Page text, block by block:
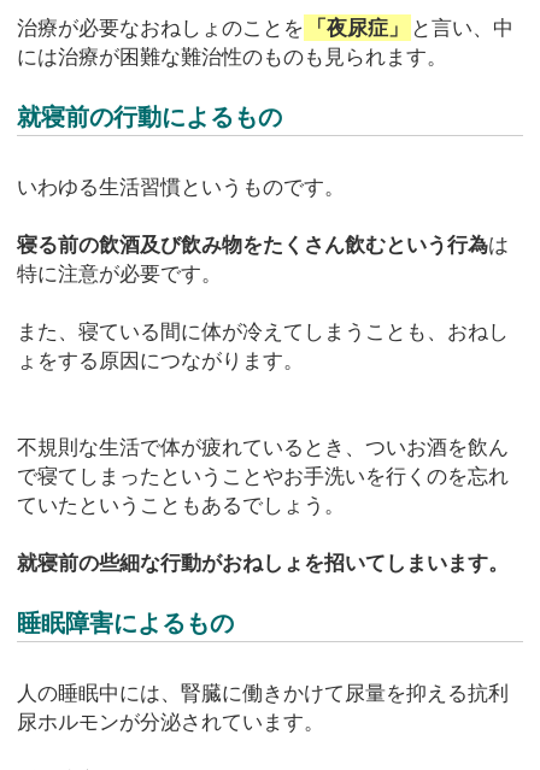
治療が必要なおねしょのことを 「夜尿症」
と言い、中
には治療が困難な難治性のものも見られます。
就寝前の行動によるもの
いわゆる生活習慣というものです。
寝る前の飲酒及び飲み物をたくさん飲むという行為は
特に注意が必要です。
また、寝ている間に体が冷えてしまうことも、おねし
ょをする原因につながります。
不規則な生活で体が疲れているとき、ついお酒を飲ん
で寝てしまったということやお手洗いを行くのを忘れ
ていたということもあるでしょう。
就寝前の些細な行動がおねしょを招いてしまいます。
睡眠障害によるもの
人の睡眠中には、腎臓に働きかけて尿量を抑える抗利
尿ホルモンが分泌されています。